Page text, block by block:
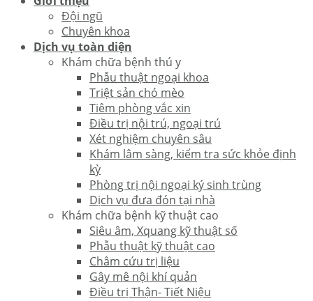
Đội ngũ
Chuyên khoa
Dịch vụ toàn diện
Khám chữa bệnh thú y
Phẫu thuật ngoại khoa
Triệt sản chó mèo
Tiêm phòng vắc xin
Điều trị nội trú, ngoại trú
Xét nghiệm chuyên sâu
Khám lâm sàng, kiểm tra sức khỏe định
kỳ
Phòng trị nội ngoại ký sinh trùng
Dịch vụ đưa đón tại nhà
Khám chữa bệnh kỹ thuật cao
Siêu âm, Xquang kỹ thuật số
Phẫu thuật kỹ thuật cao
Châm cứu trị liệu
Gây mê nội khí quản
Điều trị Thận- Tiết Niệu